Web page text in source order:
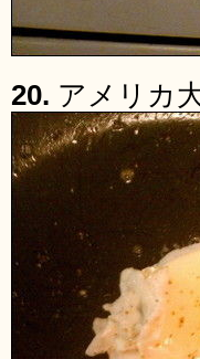
20. アメリカ